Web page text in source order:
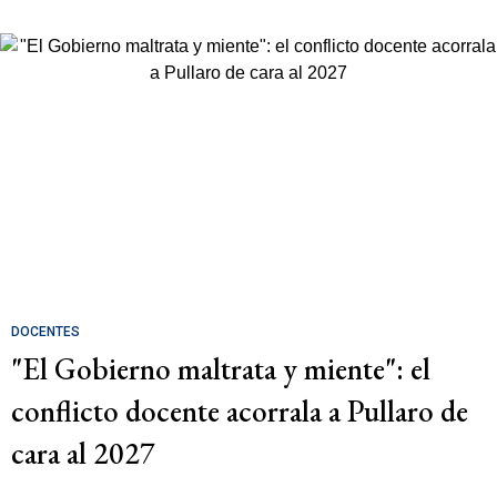
DOCENTES
"El Gobierno maltrata y miente": el
conflicto docente acorrala a Pullaro de
cara al 2027